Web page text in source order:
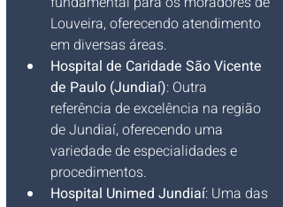
Louveira, oferecendo atendimento
em diversas áreas.
Hospital de Caridade São Vicente
de Paulo (Jundiaí): Outra
referência de excelência na região
de Jundiaí, oferecendo uma
variedade de especialidades e
procedimentos.
Hospital Unimed Jundiaí: Uma das